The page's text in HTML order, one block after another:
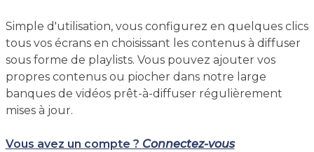
Simple d'utilisation, vous configurez en quelques clics
tous vos écrans en choisissant les contenus à diffuser
sous forme de playlists. Vous pouvez ajouter vos
propres contenus ou piocher dans notre large
banques de vidéos prêt-à-diffuser régulièrement
mises à jour.
Vous avez un compte ? Connectez-vous